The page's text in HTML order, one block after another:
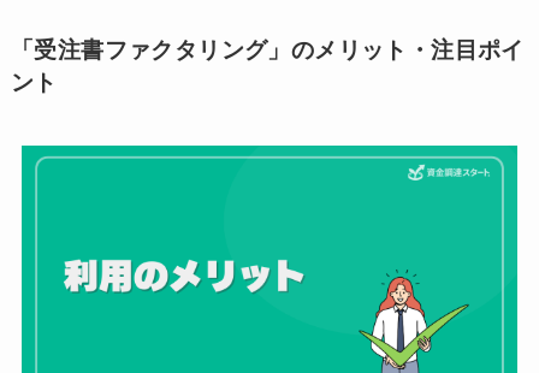
「受注書ファクタリング」のメリット・注目ポイ
ント